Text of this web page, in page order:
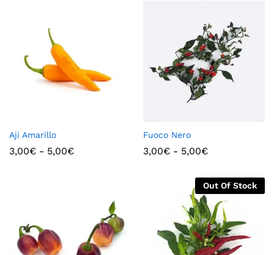
Aji Amarillo
3,00€ - 5,00€
Fuoco Nero
3,00€ - 5,00€
Out Of Stock